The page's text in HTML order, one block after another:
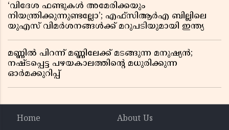
‘വിദേശ ഫണ്ടുകൾ അമേരിക്കയും
നിയന്ത്രിക്കുന്നുണ്ടല്ലോ’; എഫ്സിആർഎ ബില്ലിലെ
യുഎസ് വിമർശനങ്ങൾക്ക് മറുപടിയുമായി ഇന്ത്യ
മണ്ണിൽ പിറന്ന് മണ്ണിലേക്ക് മടങ്ങുന്ന മനുഷ്യൻ;
നഷ്ടപ്പെട്ട പഴയകാലത്തിൻ്റെ മധുരിക്കുന്ന
ഓർമക്കുറിപ്പ്
Home
About Us